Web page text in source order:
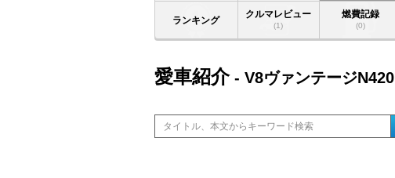
ランキング
クルマレビュー
(1)
燃費記録
(0)
愛車紹介- V8ヴァンテージN420